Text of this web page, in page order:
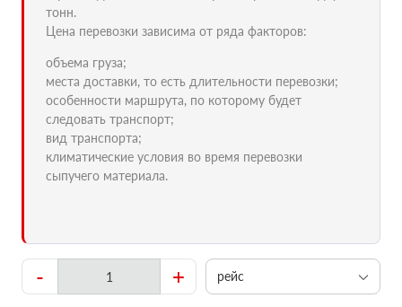
тонн.
Цена перевозки зависима от ряда факторов:
объема груза;
места доставки, то есть длительности перевозки;
особенности маршрута, по которому будет
следовать транспорт;
вид транспорта;
климатические условия во время перевозки
сыпучего материала.
- + рейс